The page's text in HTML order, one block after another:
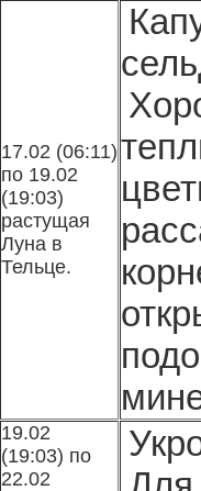
17.02 (06:11)
по 19.02
(19:03)
растущая
Луна в
Тельце.
19.02
(19:03) по
22.02